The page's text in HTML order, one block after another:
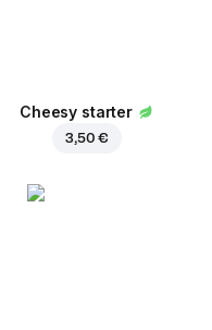
Cheesy starter
3,50 €